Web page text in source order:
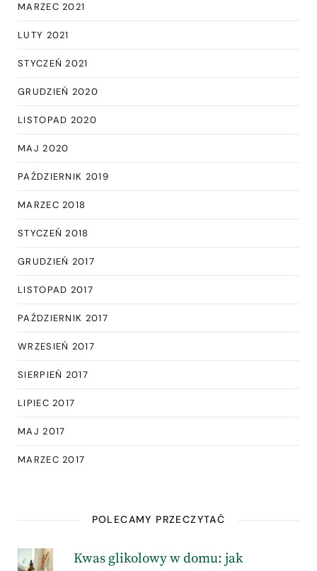
MARZEC 2021
LUTY 2021
STYCZEŃ 2021
GRUDZIEŃ 2020
LISTOPAD 2020
MAJ 2020
PAŹDZIERNIK 2019
MARZEC 2018
STYCZEŃ 2018
GRUDZIEŃ 2017
LISTOPAD 2017
PAŹDZIERNIK 2017
WRZESIEŃ 2017
SIERPIEŃ 2017
LIPIEC 2017
MAJ 2017
MARZEC 2017
POLECAMY PRZECZYTAĆ
Kwas glikolowy w domu: jak